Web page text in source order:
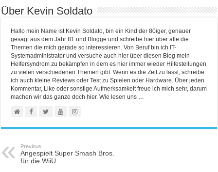
Über Kevin Soldato
Hallo mein Name ist Kevin Soldato, bin ein Kind der 80iger, genauer
gesagt aus dem Jahr 81 und Blogge und schreibe hier über alle die
Themen die mich gerade so interessieren. Von Beruf bin ich IT-
Systemadministrator und versuche auch hier über diesen Blog mein
Helfersyndrom zu bekämpfen in dem es hier immer wieder Hilfestellungen
zu vielen verschiedenen Themen gibt. Wenn es die Zeit zu lässt, schreibe
ich auch kleine Reviews oder Test zu Spielen oder Hardware. Über jeden
Kommentar, Like oder sonstige Aufmerksamkeit freue ich mich sehr, darum
machen wir das ganze doch hier. Wie lesen uns …
Previous
Angespielt Super Smash Bros.
für die WiiU